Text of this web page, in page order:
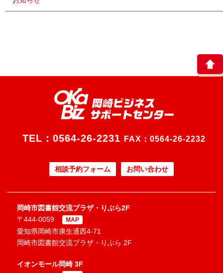
TEL： 0564-26-2231 FAX：0564-26-2232
相談予約フォーム お問い合わせ
岡崎市図書館交流プラザ・りぶら2F
〒444-0059
MAP
愛知県岡崎市康生通西4-71
岡崎市図書館交流プラザ・りぶら 2F
イオンモール岡崎 3F